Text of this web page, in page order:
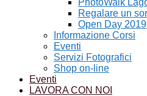
Regalare un
Open Day 2019
Informazione Corsi
Eventi
Servizi Fotografici
Shop on-line
Eventi
LAVORA CON NOI